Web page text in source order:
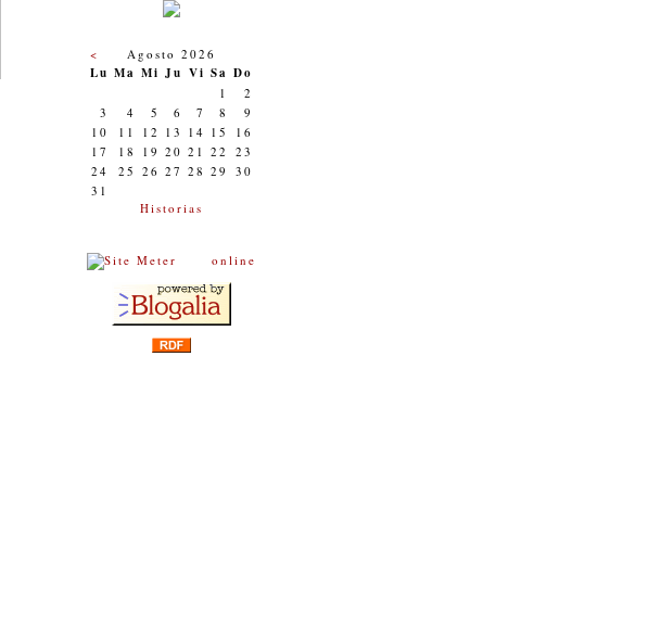
< Agosto 2026
Lu Ma Mi Ju Vi Sa Do
1
2
3
4 5 6 7 8
9
10
11 12 13 14 15
16
17
18 19 20 21 22
23
24
25 26 27 28 29
30
31
Historias
online